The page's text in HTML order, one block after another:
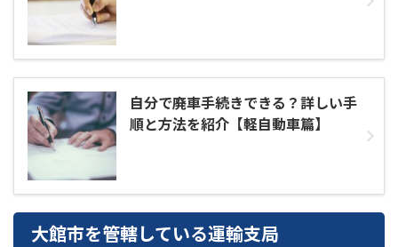
自分で廃車手続きできる？詳しい手
順と方法を紹介【軽自動車篇】
大館市を管轄している運輸支局